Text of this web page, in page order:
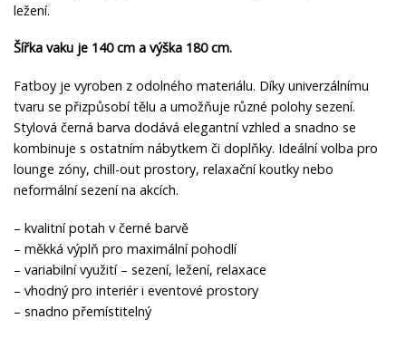
ležení.
Šířka vaku je 140 cm a výška 180 cm.
Fatboy je vyroben z odolného materiálu. Díky univerzálnímu
tvaru se přizpůsobí tělu a umožňuje různé polohy sezení.
Stylová černá barva dodává elegantní vzhled a snadno se
kombinuje s ostatním nábytkem či doplňky. Ideální volba pro
lounge zóny, chill-out prostory, relaxační koutky nebo
neformální sezení na akcích.
– kvalitní potah v černé barvě
– měkká výplň pro maximální pohodlí
– variabilní využití – sezení, ležení, relaxace
– vhodný pro interiér i eventové prostory
– snadno přemístitelný